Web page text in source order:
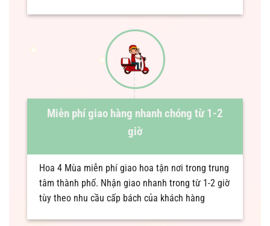
Miễn phí giao hàng nhanh chóng từ 1-2
giờ
Hoa 4 Mùa miễn phí giao hoa tận nơi trong trung
tâm thành phố. Nhận giao nhanh trong từ 1-2 giờ
tùy theo nhu cầu cấp bách của khách hàng